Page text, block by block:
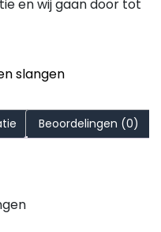
en wij gaan door tot
slangen
Beoordelingen (0)